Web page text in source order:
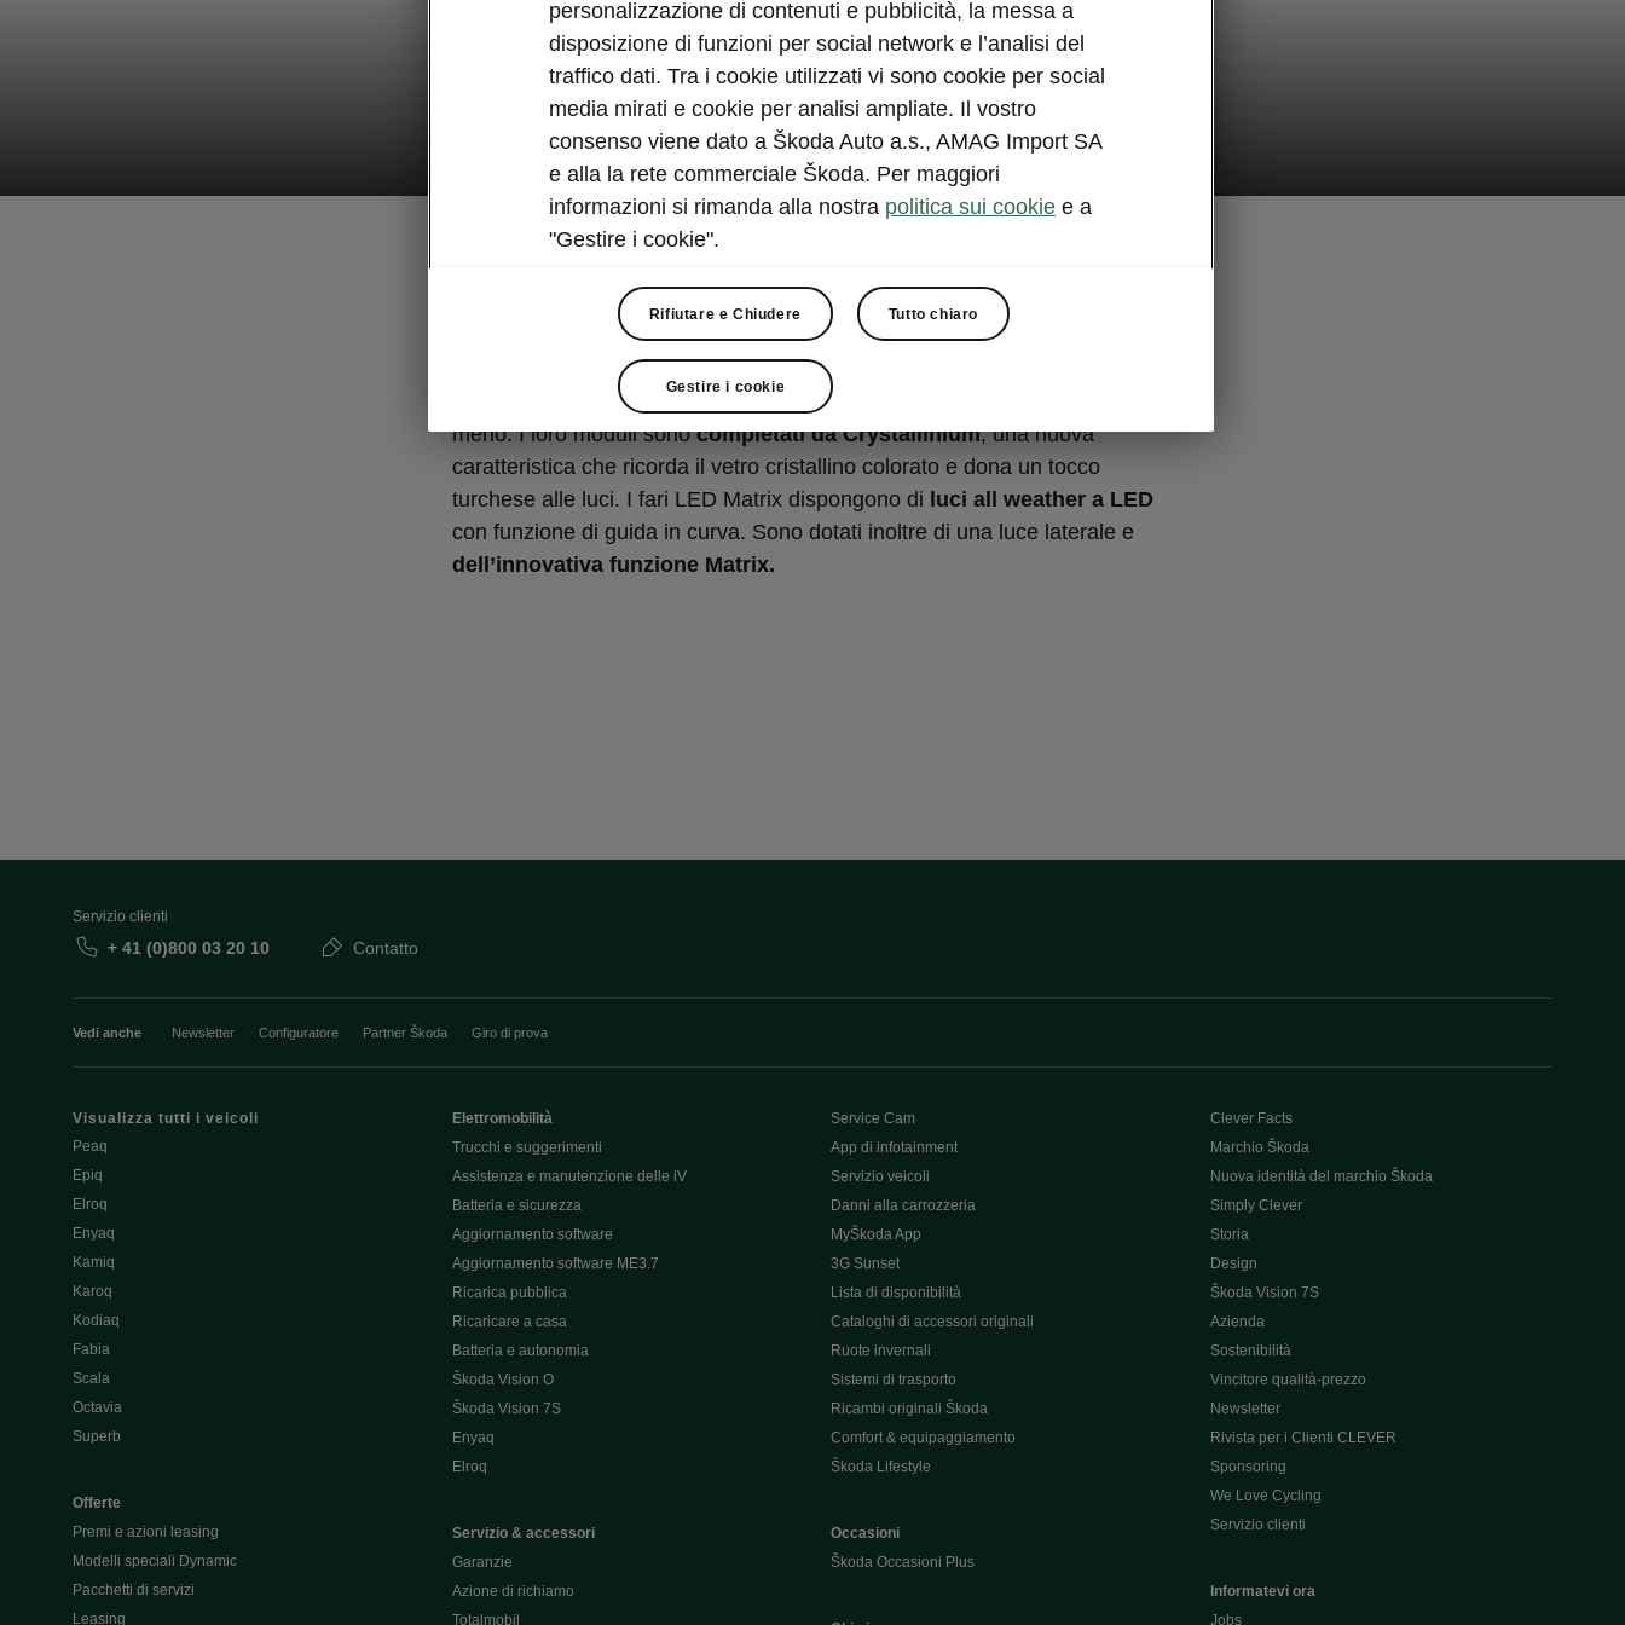
Fari a LED Matrix
I fari della Škoda Octavia usano i LED per tutte le loro funzioni. La
tecnologia a LED offre tanti vantaggi: i fari durano di più e consumano
meno. I loro moduli sonocompletati da Crystallinium, una nuova
caratteristica che ricorda il vetro cristallino colorato e dona un tocco
turchese alle luci. I fari LED Matrix dispongono di luci all weather a LED
con funzione di guida in curva. Sono dotati inoltre di una luce laterale e
dell’innovativa funzione Matrix.
Servizio clienti
+ 41 (0)800 03 20 10 Contatto
Vedi anche Newsletter Configuratore Partner Škoda Giro di prova
Visualizza tutti i veicoli
Peaq
Epiq
Elroq
Enyaq
Kamiq
Karoq
Kodiaq
Fabia
Scala
Octavia
Superb
Offerte
Premi e azioni leasing
Modelli speciali Dynamic
Pacchetti di servizi
Leasing
Elettromobilità
Trucchi e suggerimenti
Assistenza e manutenzione delle iV
Batteria e sicurezza
Aggiornamento software
Aggiornamento software ME3.7
Ricarica pubblica
Ricaricare a casa
Batteria e autonomia
Škoda Vision O
Škoda Vision 7S
Enyaq
Elroq
Servizio & accessori
Garanzie
Azione di richiamo
Totalmobil
Service Cam
App di infotainment
Servizio veicoli
Danni alla carrozzeria
MyŠkoda App
3G Sunset
Lista di disponibilità
Cataloghi di accessori originali
Ruote invernali
Sistemi di trasporto
Ricambi originali Škoda
Comfort & equipaggiamento
Škoda Lifestyle
Occasioni
Škoda Occasioni Plus
Clever Facts
Marchio Škoda
Nuova identità del marchio Škoda
Simply Clever
Storia
Design
Škoda Vision 7S
Azienda
Sostenibilità
Vincitore qualità-prezzo
Newsletter
Rivista per i Clienti CLEVER
Sponsoring
We Love Cycling
Servizio clienti
Informatevi ora
Jobs
personalizzazione di contenuti e pubblicità, la messa a
disposizione di funzioni per social network e l’analisi del
traffico dati. Tra i cookie utilizzati vi sono cookie per social
media mirati e cookie per analisi ampliate. Il vostro
consenso viene dato a Škoda Auto a.s., AMAG Import SA
e alla la rete commerciale Škoda. Per maggiori
informazioni si rimanda alla nostra politica sui cookie e a
"Gestire i cookie".
Rifiutare e Chiudere Tutto chiaro
Gestire i cookie